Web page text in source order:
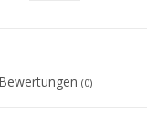
Bewertungen(0)